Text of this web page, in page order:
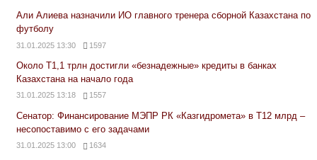
Али Алиева назначили ИО главного тренера сборной Казахстана по
футболу
31.01.2025 13:30 1597
Около Т1,1 трлн достигли «безнадежные» кредиты в банках
Казахстана на начало года
31.01.2025 13:18 1557
Сенатор: Финансирование МЭПР РК «Казгидромета» в Т12 млрд –
несопоставимо с его задачами
31.01.2025 13:00 1634